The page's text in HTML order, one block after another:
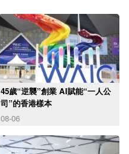
45歲“逆襲”創業 AI賦能“一人公
司”的香港樣本
08-06